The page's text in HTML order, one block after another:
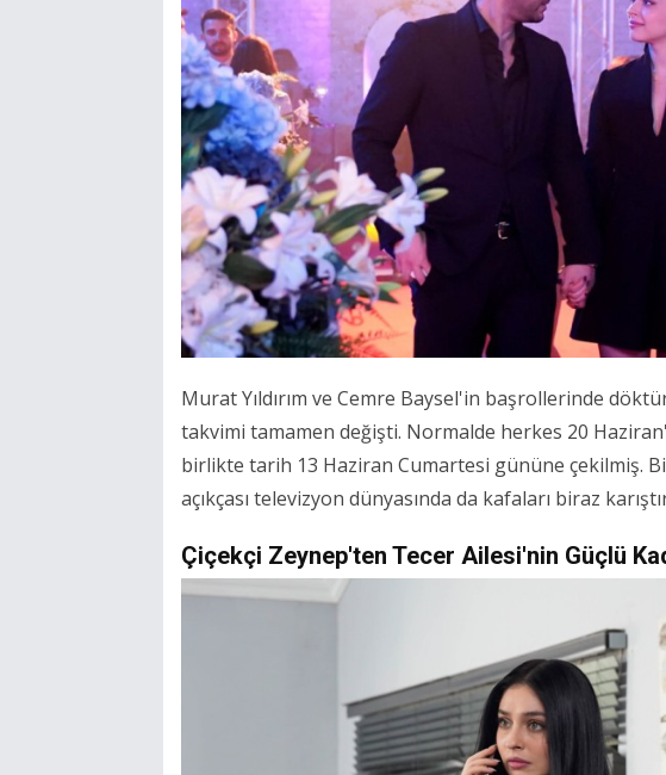
Murat Yıldırım ve Cemre Baysel'in başrollerinde
takvimi tamamen değişti. Normalde herkes 20
birlikte tarih 13 Haziran Cumartesi gününe çekilmiş.
açıkçası televizyon dünyasında da kafaları biraz
Çiçekçi Zeynep'ten Tecer Ailesi'nin Güçlü